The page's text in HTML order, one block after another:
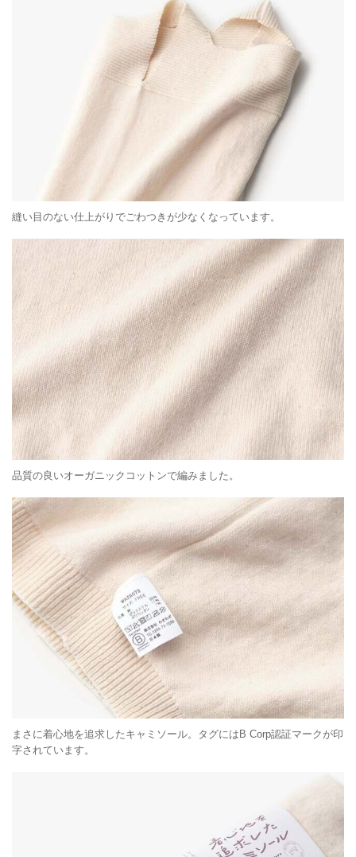
縫い目のない仕上がりでごわつきが少なくなっています。
品質の良いオーガニックコットンで編みました。
まさに着心地を追求したキャミソール。タグにはB Corp認証マークが印
字されています。